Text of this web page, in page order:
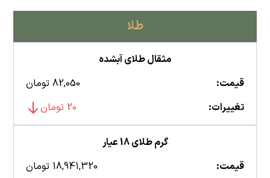
طلا
مثقال طلای آبشده
قیمت:
82,050 تومان
تغییرات:
20 تومان
گرم طلای 18 عیار
قیمت:
18,941,320 تومان